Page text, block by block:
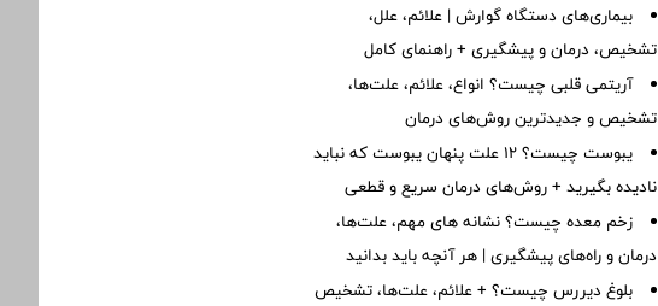
بیماری‌های دستگاه گوارش | علائم، علل،
تشخیص، درمان و پیشگیری + راهنمای کامل
آریتمی قلبی چیست؟ انواع، علائم، علت‌ها،
تشخیص و جدیدترین روش‌های درمان
یبوست چیست؟ ۱۲ علت پنهان یبوست که نباید
نادیده بگیرید + روش‌های درمان سریع و قطعی
زخم معده چیست؟ نشانه های مهم، علت‌ها،
درمان و راه‌های پیشگیری | هر آنچه باید بدانید
بلوغ دیررس چیست؟ + علائم، علت‌ها، تشخیص